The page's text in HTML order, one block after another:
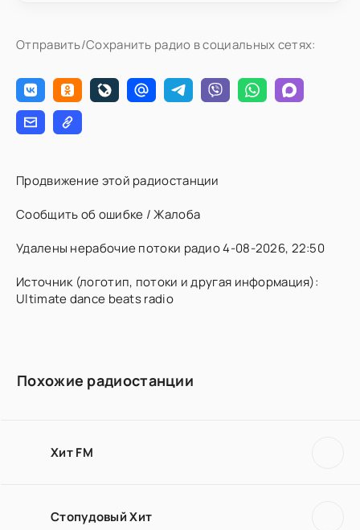
Отправить/Сохранить радио в социальных сетях:
Продвижение этой радиостанции
Сообщить об ошибке / Жалоба
Удалены нерабочие потоки радио 4-08-2026, 22:50
Источник (логотип, потоки и другая информация):
Ultimate dance beats radio
Похожие радиостанции
Хит FM
Стопудовый Хит